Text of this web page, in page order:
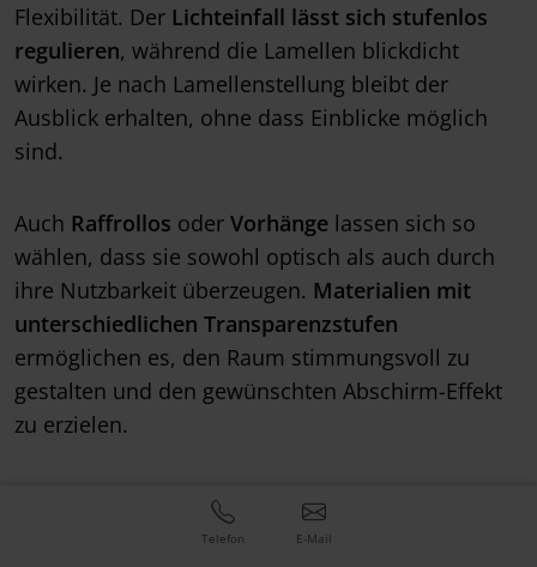
Flexibilität. Der Lichteinfall lässt sich stufenlos
regulieren, während die Lamellen blickdicht
wirken. Je nach Lamellenstellung bleibt der
Ausblick erhalten, ohne dass Einblicke möglich
sind.
Auch Raffrollos oder Vorhänge lassen sich so
wählen, dass sie sowohl optisch als auch durch
ihre Nutzbarkeit überzeugen. Materialien mit
unterschiedlichen Transparenzstufen
ermöglichen es, den Raum stimmungsvoll zu
gestalten und den gewünschten Abschirm-Effekt
zu erzielen.
Telefon E-Mail